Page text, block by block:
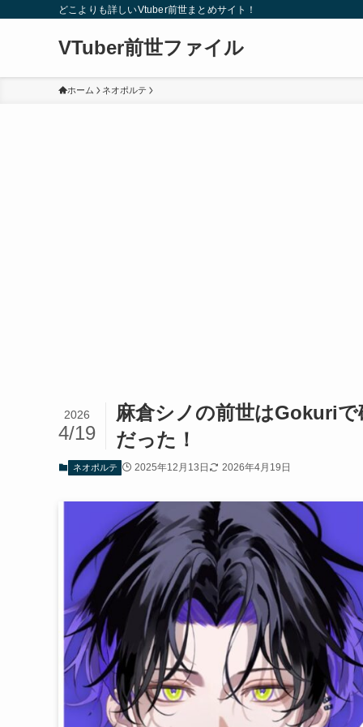
どこよりも詳しいVtuber前世まとめサイト！
VTuber前世ファイル
ホーム ネオポルテ
麻倉シノの前世はGokuri
だった！
2026
4/19
ネオポルテ 2025年12月13日 2026年4月19日